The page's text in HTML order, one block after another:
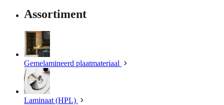
Assortiment
Gemelamineerd plaatmateriaal
Laminaat (HPL)